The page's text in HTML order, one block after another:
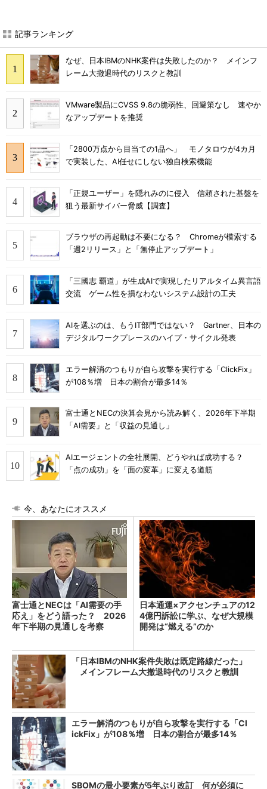
記事ランキング
なぜ、日本IBMのNHK案件は失敗したのか？ メインフ
レーム大撤退時代のリスクと教訓
VMware製品にCVSS 9.8の脆弱性、回避策なし 速やか
なアップデートを推奨
「2800万点から目当ての1品へ」 モノタロウが4カ月
で実装した、AI任せにしない独自検索機能
「正規ユーザー」を隠れみのに侵入 信頼された基盤を
狙う最新サイバー脅威【調査】
ブラウザの再起動は不要になる？ Chromeが模索する
「週2リリース」と「無停止アップデート」
「三國志 覇道」が生成AIで実現したリアルタイム異言語
交流 ゲーム性を損なわないシステム設計の工夫
AIを選ぶのは、もうIT部門ではない？ Gartner、日本の
デジタルワークプレースのハイプ・サイクル発表
エラー解消のつもりが自ら攻撃を実行する「ClickFix」
が108％増 日本の割合が最多14％
富士通とNECの決算会見から読み解く、2026年下半期
「AI需要」と「収益の見通し」
AIエージェントの全社展開、どうやれば成功する？
「点の成功」を「面の変革」に変える道筋
今、あなたにオススメ
富士通とNECは「AI需要の手
応え」をどう語った？ 2026
年下半期の見通しを考察
日本通運×アクセンチュアの12
4億円訴訟に学ぶ、なぜ大規模
開発は“燃える”のか
「日本IBMのNHK案件失敗は既定路線だった」
メインフレーム大撤退時代のリスクと教訓
エラー解消のつもりが自ら攻撃を実行する「Cl
ickFix」が108％増 日本の割合が最多14％
SBOMの最小要素が5年ぶり改訂 何が必須に